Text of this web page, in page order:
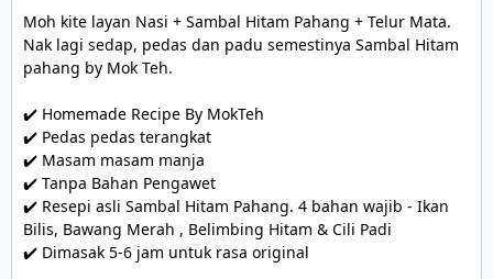
Moh kite layan Nasi + Sambal Hitam Pahang + Telur Mata.
Nak lagi sedap, pedas dan padu semestinya Sambal Hitam
pahang by Mok Teh.
✔️ Homemade Recipe By MokTeh
✔️ Pedas pedas terangkat
✔️ Masam masam manja
✔️ Tanpa Bahan Pengawet
✔️ Resepi asli Sambal Hitam Pahang. 4 bahan wajib - Ikan
Bilis, Bawang Merah , Belimbing Hitam & Cili Padi
✔️ Dimasak 5-6 jam untuk rasa original